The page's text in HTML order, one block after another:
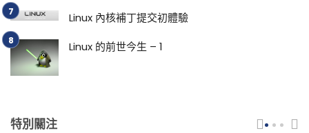
Linux 內核補丁提交初體驗
Linux 的前世今生 – 1
特別關注